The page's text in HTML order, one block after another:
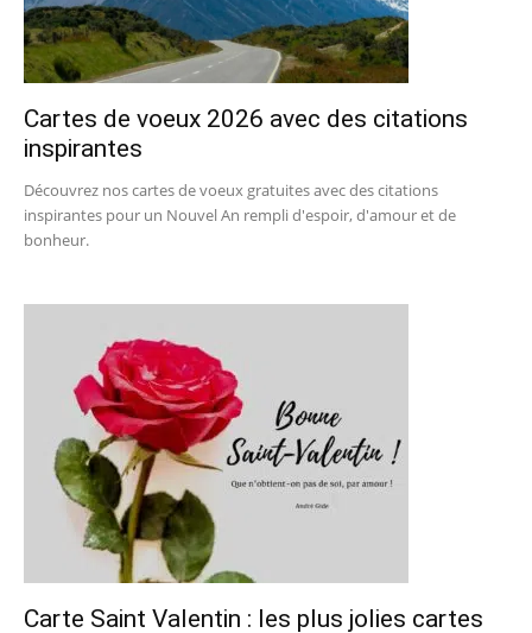
Cartes de voeux 2026 avec des citations
inspirantes
Découvrez nos cartes de voeux gratuites avec des citations
inspirantes pour un Nouvel An rempli d'espoir, d'amour et de
bonheur.
Carte Saint Valentin : les plus jolies cartes